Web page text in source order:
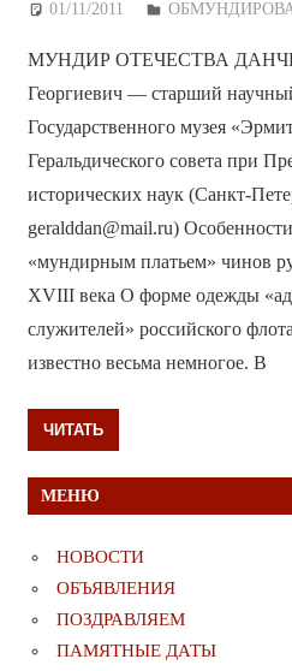
01/11/2011 Дежурный по
МУНДИР ОТЕЧЕСТВА
Георгиевич — старший
Государственного музея
Геральдического совета при
исторических наук (Санкт-
geralddan@mail.ru)
«мундирным платьем» чинов
ХVIII века О форме одежды
служителей» российского
известно весьма немногое. В
ЧИТАТЬ
МЕНЮ
НОВОСТИ
ОБЪЯВЛЕНИЯ
ПОЗДРАВЛЯЕМ
ПАМЯТНЫЕ ДАТЫ